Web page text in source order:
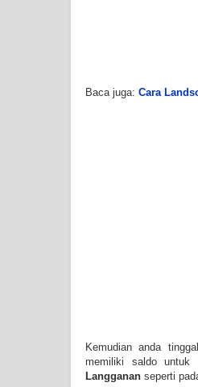
Baca juga: Cara
Kemudian anda
memiliki saldo untuk
Langganan seperti